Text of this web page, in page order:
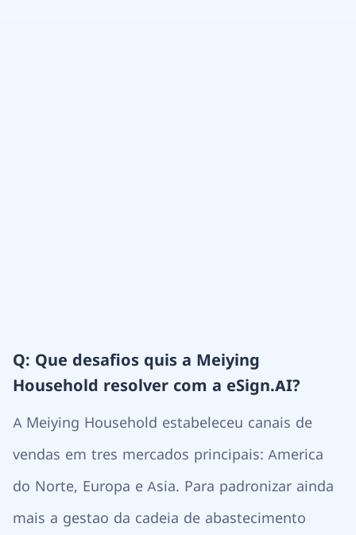
Q: Que desafios quis a Meiying
Household resolver com a eSign.AI?
A Meiying Household estabeleceu canais de
vendas em tres mercados principais: America
do Norte, Europa e Asia. Para padronizar ainda
mais a gestao da cadeia de abastecimento